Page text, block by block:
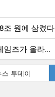
조 원에 삼켰다
임즈가 올라...
스 투데이